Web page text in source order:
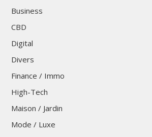
Business
CBD
Digital
Divers
Finance / Immo
High-Tech
Maison / Jardin
Mode / Luxe